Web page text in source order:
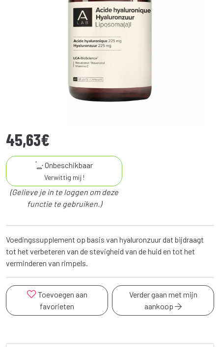
45,63€
Onbeschikbaar
Verwittig mij !
(Gelieve je in te loggen om deze
functie te gebruiken.)
Voedingssupplement op basis van hyaluronzuur dat bijdraagt
tot het verbeteren van de stevigheid van de huid en tot het
verminderen van rimpels.
Toevoegen aan
favorieten
Verder gaan met mijn
aankoop